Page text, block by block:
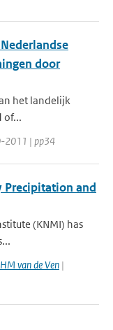
door
het landelijk
of...
2011 | pp34
Precipitation and
(KNMI) has
van de Ven |